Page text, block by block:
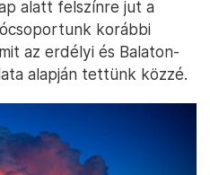
alatt felszínre jut a
korábbi
az erdélyi és Balaton-
alapján tettünk közzé.